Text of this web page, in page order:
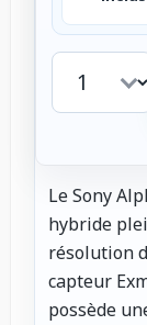
Le Sony
hybride
résolution
capteur
possède